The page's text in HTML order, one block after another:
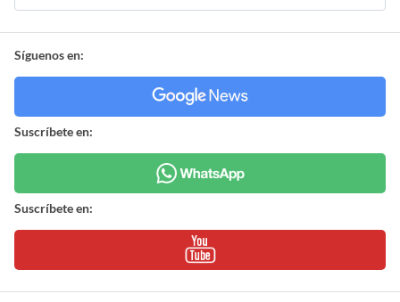
Síguenos en:
Suscríbete en:
Suscríbete en: